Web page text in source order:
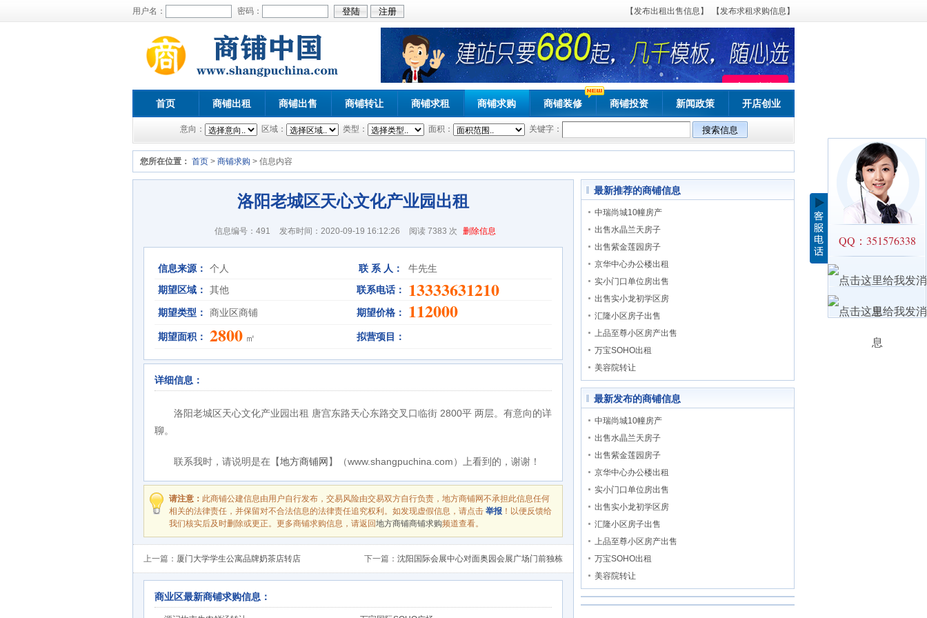
QQ：351576338
用户名： 密码： 【发布出租出售信息】 【发布求租求购信息】
首页 商铺出租 商铺出售 商铺转让 商铺求租 商铺求购 商铺装修 商铺投资 新闻政策 开店创业
意向： 区域： 类型： 面积： 关键字：
您所在位置： 首页 > 商铺求购 > 信息内容
洛阳老城区天心文化产业园出租
信息编号：491 发布时间：2020-09-19 16:12:26 阅读 7383 次 删除信息
信息来源： 个人 联 系 人：
牛先生
期望区域：
其他 联系电话： 13333631210
期望类型： 商业区商铺 期望价格： 112000
期望面积： 2800 ㎡ 拟营项目：
详细信息：
洛阳老城区天心文化产业园出租 唐宫东路天心东路交叉口临街 2800平 两层。有意向的详
聊。
联系我时，请说明是在【地方商铺网 】（www.shangpuchina.com）上看到的，谢谢！
请注意： 此商铺公建信息由用户自行发布，交易风险由交易双方自行负责，地方商铺网不承担此信息任何
相关的法律责任，并保留对不合法信息的法律责任追究权利。如发现虚假信息，请点击 举报 ！以便反馈给
我们核实后及时删除或更正。更多商铺求购信息，请返回地方商铺商铺求购频道查看。
上一篇： 厦门大学学生公寓品牌奶茶店转店 下一篇： 沈阳国际会展中心对面奥园会展广场门前独栋
商业区最新商铺求购信息：
最新推荐的商铺信息
中瑞尚城10幢房产
出售水晶兰天房子
出售紫金莲园房子
京华中心办公楼出租
实小门口单位房出售
出售实小龙初学区房
汇隆小区房子出售
上品至尊小区房产出售
万宝SOHO出租
美容院转让
最新发布的商铺信息
中瑞尚城10幢房产
出售水晶兰天房子
出售紫金莲园房子
京华中心办公楼出租
实小门口单位房出售
出售实小龙初学区房
汇隆小区房子出售
上品至尊小区房产出售
万宝SOHO出租
美容院转让